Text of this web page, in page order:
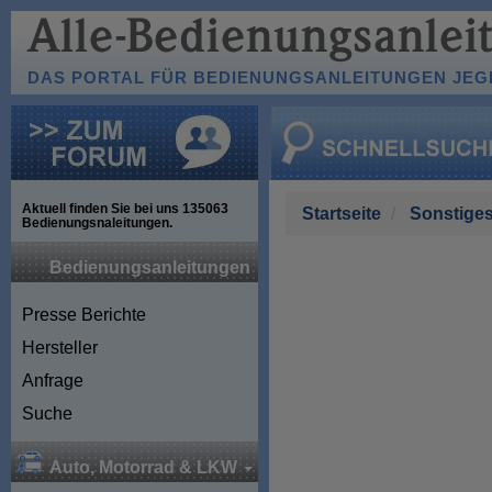
DAS PORTAL FÜR BEDIENUNGSANLEITUNGEN
Aktuell finden Sie bei uns 135063
Bedienungsnaleitungen.
Bedienungsanleitungen
Presse Berichte
Hersteller
Anfrage
Suche
Auto, Motorrad & LKW
Startseite